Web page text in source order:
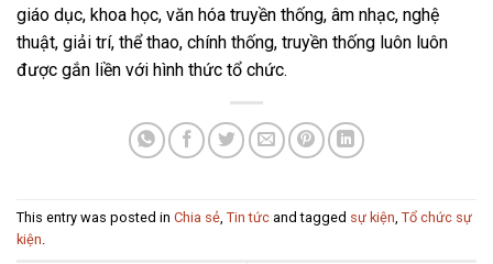
giáo dục, khoa học, văn hóa truyền thống, âm nhạc, nghệ
thuật, giải trí, thể thao, chính thống, truyền thống luôn luôn
được gắn liền với hình thức tổ chức.
This entry was posted in Chia sẻ, Tin tức and tagged sự kiện, Tổ chức sự
kiện.